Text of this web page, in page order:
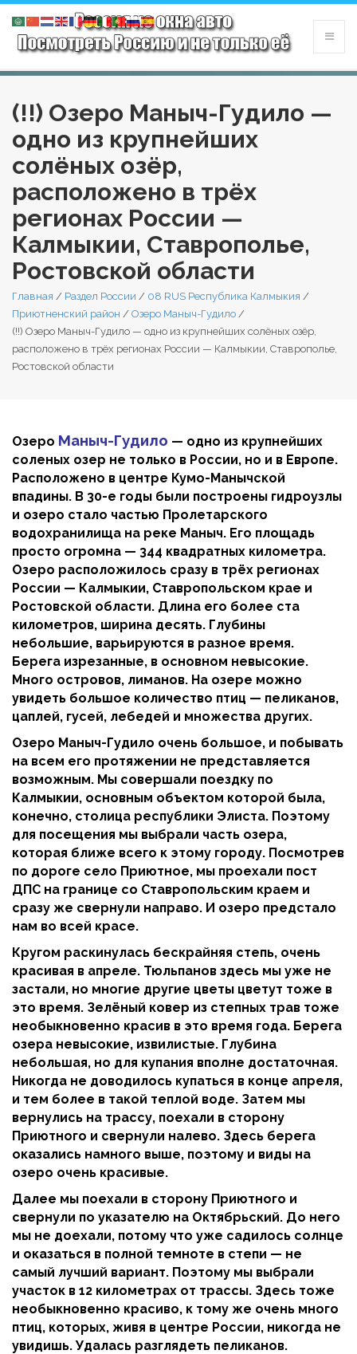
(!!) Озеро Маныч-Гудило —
одно из крупнейших
солёных озёр,
расположено в трёх
регионах России —
Калмыкии, Ставрополье,
Ростовской области
Главная / Раздел России / 08 RUS Республика Калмыкия /
Приютненский район / Озеро Маныч-Гудило /
(!!) Озеро Маныч-Гудило — одно из крупнейших солёных озёр,
расположено в трёх регионах России — Калмыкии, Ставрополье,
Ростовской области
Озеро Маныч-Гудило — одно из крупнейших
соленых озер не только в России, но и в Европе.
Расположено в центре Кумо-Манычской
впадины. В 30-е годы были построены гидроузлы
и озеро стало частью Пролетарского
водохранилища на реке Маныч. Его площадь
просто огромна — 344 квадратных километра.
Озеро расположилось сразу в трёх регионах
России — Калмыкии, Ставропольском крае и
Ростовской области. Длина его более ста
километров, ширина десять. Глубины
небольшие, варьируются в разное время.
Берега изрезанные, в основном невысокие.
Много островов, лиманов. На озере можно
увидеть большое количество птиц — пеликанов,
цаплей, гусей, лебедей и множества других.
Озеро Маныч-Гудило очень большое, и побывать
на всем его протяжении не представляется
возможным. Мы совершали поездку по
Калмыкии, основным объектом которой была,
конечно, столица республики Элиста. Поэтому
для посещения мы выбрали часть озера,
которая ближе всего к этому городу. Посмотрев
по дороге село Приютное, мы проехали пост
ДПС на границе со Ставропольским краем и
сразу же свернули направо. И озеро предстало
нам во всей красе.
Кругом раскинулась бескрайняя степь, очень
красивая в апреле. Тюльпанов здесь мы уже не
застали, но многие другие цветы цветут тоже в
это время. Зелёный ковер из степных трав тоже
необыкновенно красив в это время года. Берега
озера невысокие, извилистые. Глубина
небольшая, но для купания вполне достаточная.
Никогда не доводилось купаться в конце апреля,
и тем более в такой теплой воде. Затем мы
вернулись на трассу, поехали в сторону
Приютного и свернули налево. Здесь берега
оказались намного выше, поэтому и виды на
озеро очень красивые.
Далее мы поехали в сторону Приютного и
свернули по указателю на Октябрьский. До него
мы не доехали, потому что уже садилось солнце
и оказаться в полной темноте в степи — не
самый лучший вариант. Поэтому мы выбрали
участок в 12 километрах от трассы. Здесь тоже
необыкновенно красиво, к тому же очень много
птиц, которых, живя в центре России, никогда не
увидишь. Удалась разглядеть пеликанов.